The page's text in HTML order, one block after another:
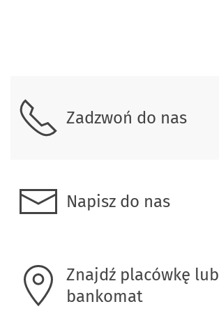
Zadzwoń do nas
Napisz do nas
Znajdź placówkę lub
bankomat